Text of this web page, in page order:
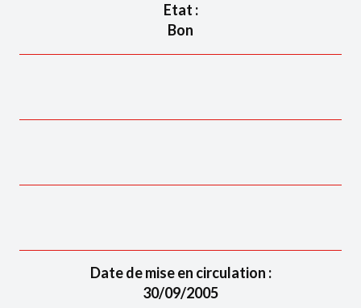
Etat :
Bon
Date de mise en circulation :
30/09/2005